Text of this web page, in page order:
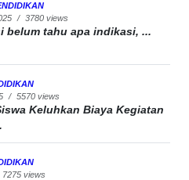
/ 3780 views
belum tahu apa indikasi, ...
/ 5570 views
Keluhkan Biaya Kegiatan
7275 views